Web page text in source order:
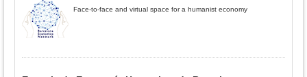
Face-to-face and virtual space for a humanist economy